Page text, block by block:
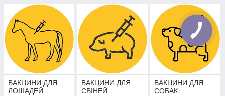
ВАКЦИНИ ДЛЯ
ЛОШАДЕЙ
ВАКЦИНИ ДЛЯ
СВІНЕЙ
ВАКЦИНИ ДЛЯ
СОБАК